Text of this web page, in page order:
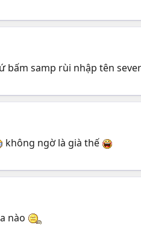
bấm samp rùi nhập tên
không ngờ là già thế
nào